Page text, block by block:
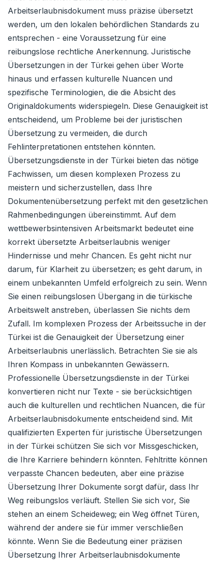
Arbeitserlaubnisdokument muss präzise übersetzt
werden, um den lokalen behördlichen Standards zu
entsprechen - eine Voraussetzung für eine
reibungslose rechtliche Anerkennung. Juristische
Übersetzungen in der Türkei gehen über Worte
hinaus und erfassen kulturelle Nuancen und
spezifische Terminologien, die die Absicht des
Originaldokuments widerspiegeln. Diese Genauigkeit ist
entscheidend, um Probleme bei der juristischen
Übersetzung zu vermeiden, die durch
Fehlinterpretationen entstehen könnten.
Übersetzungsdienste in der Türkei bieten das nötige
Fachwissen, um diesen komplexen Prozess zu
meistern und sicherzustellen, dass Ihre
Dokumentenübersetzung perfekt mit den gesetzlichen
Rahmenbedingungen übereinstimmt. Auf dem
wettbewerbsintensiven Arbeitsmarkt bedeutet eine
korrekt übersetzte Arbeitserlaubnis weniger
Hindernisse und mehr Chancen. Es geht nicht nur
darum, für Klarheit zu übersetzen; es geht darum, in
einem unbekannten Umfeld erfolgreich zu sein. Wenn
Sie einen reibungslosen Übergang in die türkische
Arbeitswelt anstreben, überlassen Sie nichts dem
Zufall. Im komplexen Prozess der Arbeitssuche in der
Türkei ist die Genauigkeit der Übersetzung einer
Arbeitserlaubnis unerlässlich. Betrachten Sie sie als
Ihren Kompass in unbekannten Gewässern.
Professionelle Übersetzungsdienste in der Türkei
konvertieren nicht nur Texte - sie berücksichtigen
auch die kulturellen und rechtlichen Nuancen, die für
Arbeitserlaubnisdokumente entscheidend sind. Mit
qualifizierten Experten für juristische Übersetzungen
in der Türkei schützen Sie sich vor Missgeschicken,
die Ihre Karriere behindern könnten. Fehltritte können
verpasste Chancen bedeuten, aber eine präzise
Übersetzung Ihrer Dokumente sorgt dafür, dass Ihr
Weg reibungslos verläuft. Stellen Sie sich vor, Sie
stehen an einem Scheideweg; ein Weg öffnet Türen,
während der andere sie für immer verschließen
könnte. Wenn Sie die Bedeutung einer präzisen
Übersetzung Ihrer Arbeitserlaubnisdokumente